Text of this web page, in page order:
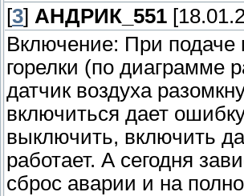
[3] АНДРИК_551
Включение: При подаче
горелки (по диаграмме
датчик воздуха
включиться дает
выключить, включить
работает. А сегодня
сброс аварии и на